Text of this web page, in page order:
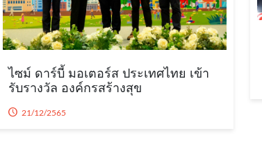
ไซม์ ดาร์บี้ มอเตอร์ส ประเทศไทย เข้า
รับรางวัล องค์กรสร้างสุข
21/12/2565